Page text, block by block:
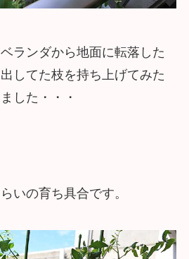
ランダから地面に転落した
してた枝を持ち上げてみた
した・・・
いの育ち具合です。